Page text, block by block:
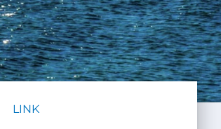
LINK
PROGETTI ED EDITORIA
AMMINISTRAZIONE
TRASPARENTE